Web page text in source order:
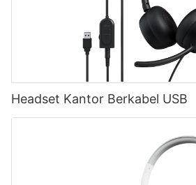
Headset Kantor Berkabel USB